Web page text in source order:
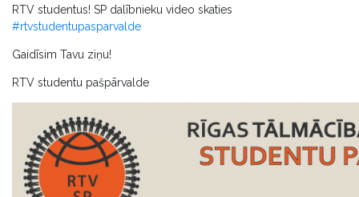
RTV studentus! SP dalībnieku video skaties
#rtvstudentupasparvalde
Gaidīsim Tavu ziņu!
RTV studentu pašpārvalde